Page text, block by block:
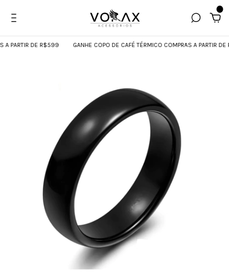
PARTIR DE R$599 GANHE COPO DE CAFÉ TÉRMICO COMPRAS A PARTIR DE